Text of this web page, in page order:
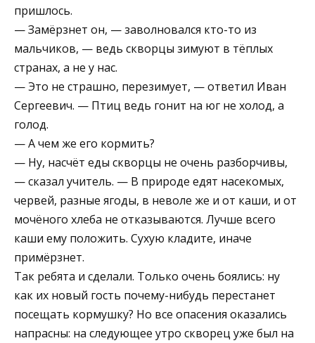
пришлось.
— Замёрзнет он, — заволновался кто-то из
мальчиков, — ведь скворцы зимуют в тёплых
странах, а не у нас.
— Это не страшно, перезимует, — ответил Иван
Сергеевич. — Птиц ведь гонит на юг не холод, а
голод.
— А чем же его кормить?
— Ну, насчёт еды скворцы не очень разборчивы,
— сказал учитель. — В природе едят насекомых,
червей, разные ягоды, в неволе же и от каши, и от
мочёного хлеба не отказываются. Лучше всего
каши ему положить. Сухую кладите, иначе
примёрзнет.
Так ребята и сделали. Только очень боялись: ну
как их новый гость почему-нибудь перестанет
посещать кормушку? Но все опасения оказались
напрасны: на следующее утро скворец уже был на